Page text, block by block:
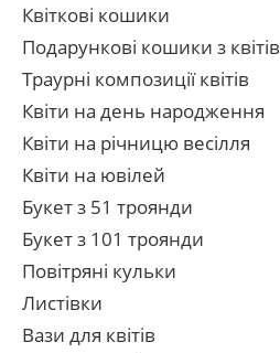
Квіткові кошики
Подарункові кошики з квітів
Траурні композиції квітів
Квіти на день народження
Квіти на річницю весілля
Квіти на ювілей
Букет з 51 троянди
Букет з 101 троянди
Повітряні кульки
Листівки
Вази для квітів